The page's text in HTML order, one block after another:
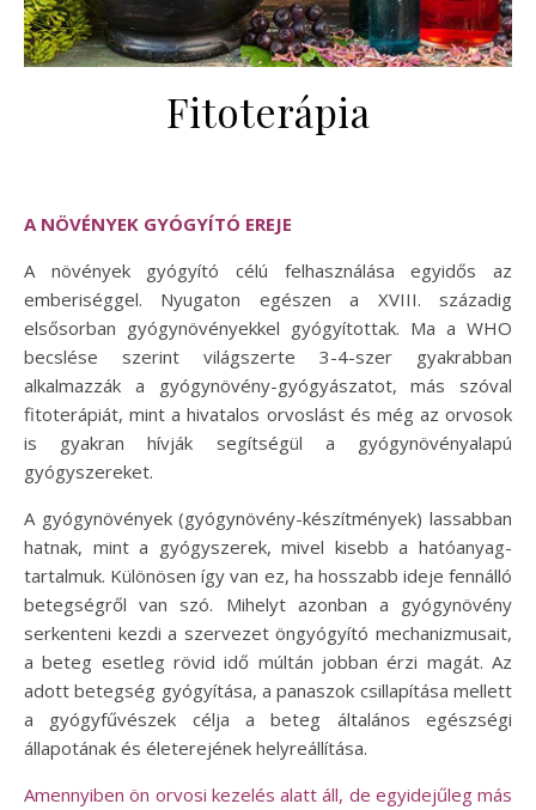
Fitoterápia
A NÖVÉNYEK GYÓGYÍTÓ EREJE
A növények gyógyító célú felhasználása egyidős az
emberiséggel. Nyugaton egészen a XVIII. századig
elsősorban gyógynövényekkel gyógyítottak. Ma a WHO
becslése szerint világszerte 3-4-szer gyakrabban
alkalmazzák a gyógynövény-gyógyászatot, más szóval
fitoterápiát, mint a hivatalos orvoslást és még az orvosok
is gyakran hívják segítségül a gyógynövényalapú
gyógyszereket.
A gyógynövények (gyógynövény-készítmények) lassabban
hatnak, mint a gyógyszerek, mivel kisebb a hatóanyag-
tartalmuk. Különösen így van ez, ha hosszabb ideje fennálló
betegségről van szó. Mihelyt azonban a gyógynövény
serkenteni kezdi a szervezet öngyógyító mechanizmusait,
a beteg esetleg rövid idő múltán jobban érzi magát. Az
adott betegség gyógyítása, a panaszok csillapítása mellett
a gyógyfűvészek célja a beteg általános egészségi
állapotának és életerejének helyreállítása.
Amennyiben ön orvosi kezelés alatt áll, de egyidejűleg más